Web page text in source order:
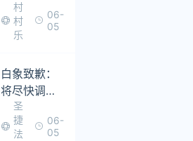
半”是商标
村
村
乐
06-
05
白象致歉：
将尽快调整
“多半”产品
包装，避免
圣
捷
法
06-
05